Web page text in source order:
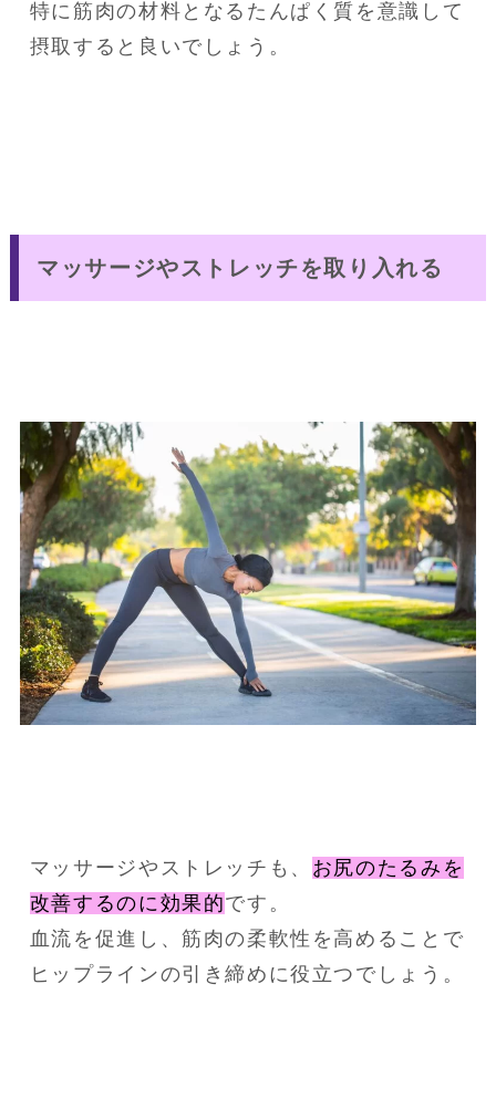
特に筋肉の材料となるたんぱく質を意識して
摂取すると良いでしょう。
マッサージやストレッチを取り入れる
マッサージやストレッチも、 お尻のたるみを
改善するのに効果的です。
血流を促進し、筋肉の柔軟性を高めることで
ヒップラインの引き締めに役立つでしょう。